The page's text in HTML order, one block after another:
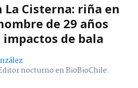
Cisterna: riña en
de 29 años
de bala
nocturno en BioBioChile.